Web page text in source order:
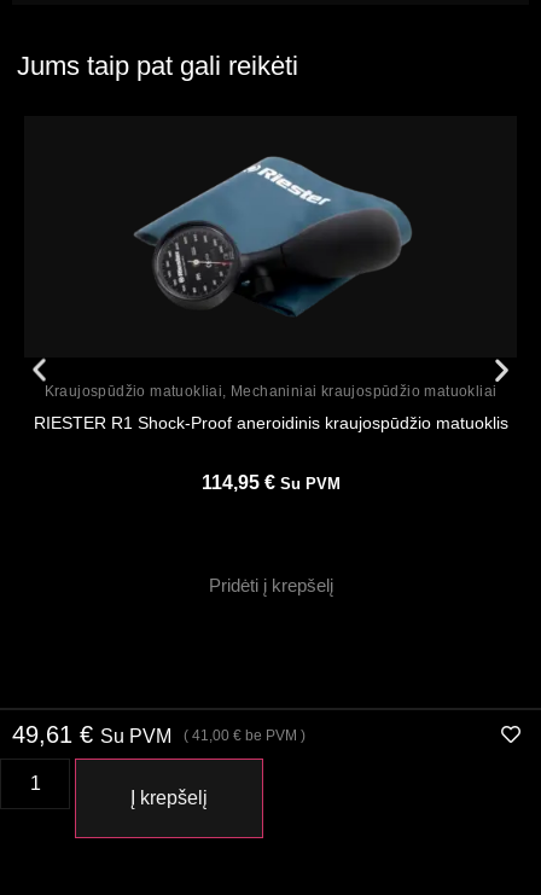
Jums taip pat gali reikėti
Kraujospūdžio matuokliai Mechaniniai kraujospūdžio matuokliai
RIESTER R1 Shock-Proof aneroidinis kraujospūdžio matuoklis
114,95 € Su PVM
Pridėti į krepšelį
49,61 € Su PVM ( 41,00 € be PVM )
Į krepšelį